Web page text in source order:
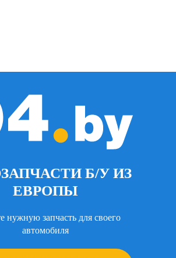
Б/У ИЗ
ЕВРОПЫ
нужную запчасть для своего
автомобиля